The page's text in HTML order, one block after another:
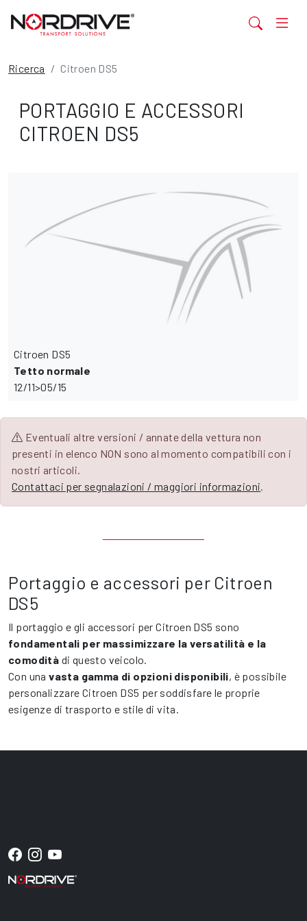
Ricerca Citroen DS5
PORTAGGIO E ACCESSORI
CITROEN DS5
Citroen DS5
Tetto normale
12/11>05/15
Eventuali altre versioni / annate della vettura non
presenti in elenco NON sono al momento compatibili con i
nostri articoli.
Contattaci per segnalazioni / maggiori informazioni.
Portaggio e accessori per Citroen
DS5
Il portaggio e gli accessori per Citroen DS5 sono
fondamentali per massimizzare la versatilità e la
comodità di questo veicolo.
Con unavasta gamma di opzioni disponibili, è possibile
personalizzare Citroen DS5 per soddisfare le proprie
esigenze di trasporto e stile di vita.